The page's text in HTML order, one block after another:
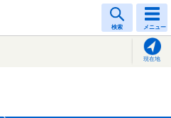
検索 メニュー
現在地